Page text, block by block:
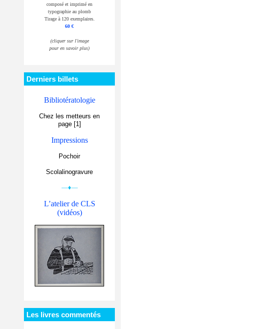
composé et imprimé en
typographie au plomb
Tirage à 120 exemplaires.
60 €
(cliquer sur l'image
pour en savoir plus)
Derniers billets
Bibliotératologie
Chez les metteurs en
page [1]
Impressions
Pochoir
Scolalinogravure
—♦—
L’atelier de CLS
(vidéos)
Les livres commentés